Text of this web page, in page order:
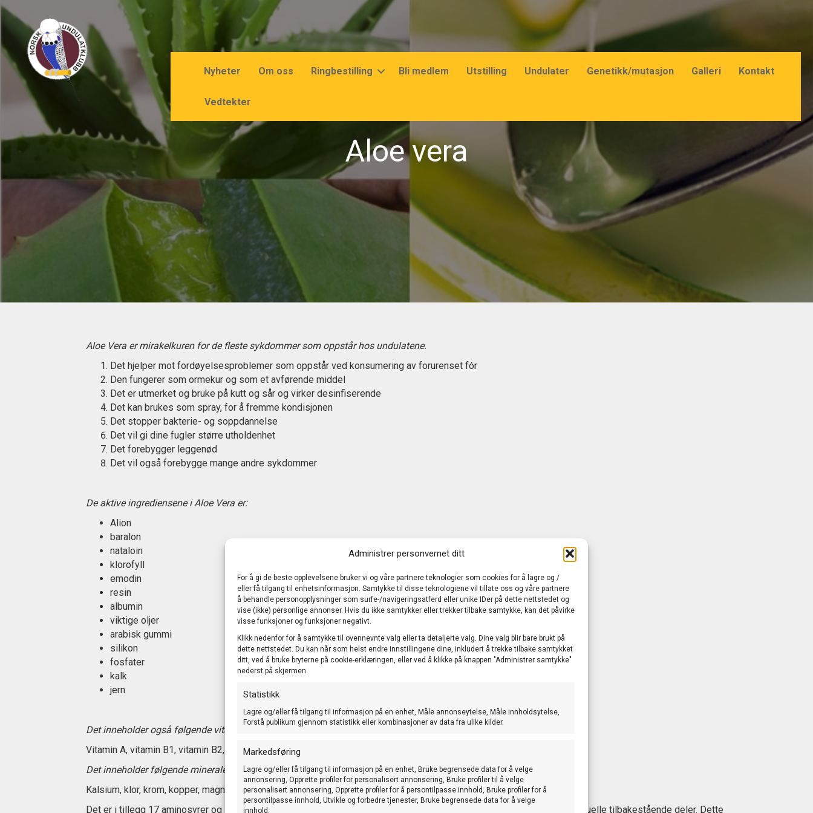
Administrer personvernet ditt
For å gi de beste opplevelsene bruker vi og våre partnere teknologier som cookies for å lagre og /
eller få tilgang til enhetsinformasjon. Samtykke til disse teknologiene vil tillate oss og våre partnere
å behandle personopplysninger som surfe-/navigeringsatferd eller unike IDer på dette nettstedet og
vise (ikke) personlige annonser. Hvis du ikke samtykker eller trekker tilbake samtykke, kan det påvirke
visse funksjoner og funksjoner negativt.
Klikk nedenfor for å samtykke til ovennevnte valg eller ta detaljerte valg. Dine valg blir bare brukt på
dette nettstedet. Du kan når som helst endre innstillingene dine, inkludert å trekke tilbake samtykket
ditt, ved å bruke bryterne på cookie-erklæringen, eller ved å klikke på knappen "Administrer samtykke"
nederst på skjermen.
Statistikk
Lagre og/eller få tilgang til informasjon på en enhet, Måle annonseytelse, Måle innholdsytelse,
Forstå publikum gjennom statistikk eller kombinasjoner av data fra ulike kilder.
Markedsføring
Lagre og/eller få tilgang til informasjon på en enhet, Bruke begrensede data for å velge
annonsering, Opprette profiler for personalisert annonsering, Bruke profiler til å velge
personalisert annonsering, Opprette profiler for å persontilpasse innhold, Bruke profiler for å
persontilpasse innhold, Utvikle og forbedre tjenester, Bruke begrensede data for å velge
innhold.
Nyheter Om oss Ringbestilling Bli medlem Utstilling Undulater Genetikk/mutasjon Galleri Kontakt
Vedtekter
Aloe vera
Aloe Vera er mirakelkuren for de fleste sykdommer som oppstår hos undulatene.
Det hjelper mot fordøyelsesproblemer som oppstår ved konsumering av forurenset fór
Den fungerer som ormekur og som et avførende middel
Det er utmerket og bruke på kutt og sår og virker desinfiserende
Det kan brukes som spray, for å fremme kondisjonen
Det stopper bakterie- og soppdannelse
Det vil gi dine fugler større utholdenhet
Det forebygger leggenød
Det vil også forebygge mange andre sykdommer
De aktive ingrediensene i Aloe Vera er:
Alion
baralon
nataloin
klorofyll
emodin
resin
albumin
viktige oljer
arabisk gummi
silikon
fosfater
kalk
jern
Det inneholder også følgende vitaminer:
Vitamin A, vitamin B1, vitamin B2, vitamin B3, vitamin C, vitamin E og vitamin B12.
Det inneholder følgende mineraler:
Kalsium, klor, krom, kopper, magnesium, kalium, natrium og sink.
Det er i tillegg 17 aminosyrer og 5 ensymer . Ensymene er veldig bra for fuglens allmenntilstand og vil aktivisere eventuelle tilbakestående deler. Dette